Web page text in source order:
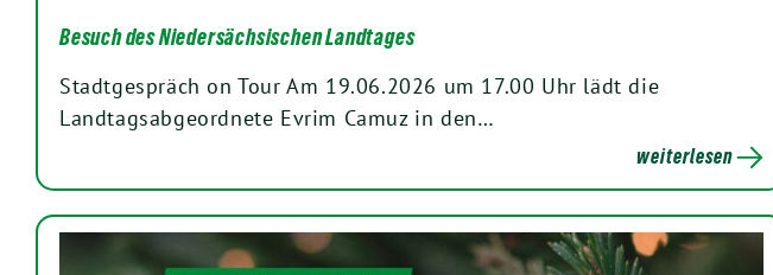
Besuch des Niedersächsischen Landtages
Stadtgespräch on Tour Am 19.06.2026 um 17.00 Uhr lädt die
Landtagsabgeordnete Evrim Camuz in den…
weiterlesen